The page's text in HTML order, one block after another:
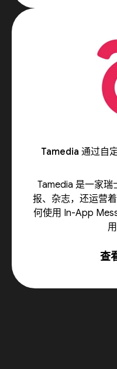
Tamedia 通过自
Tamedia 是一家瑞
报、杂志，还运营
何使用 In-App
查